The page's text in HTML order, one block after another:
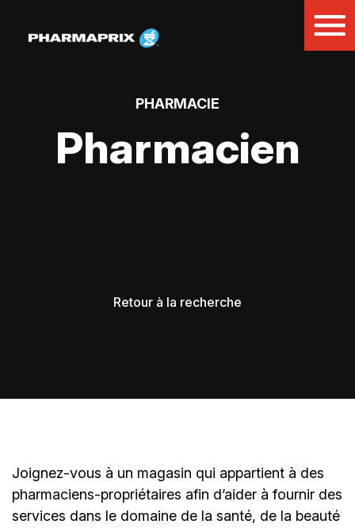
PHARMACIE
Pharmacien
Retour à la recherche
Joignez-vous à un magasin qui appartient à des
pharmaciens-propriétaires afin d’aider à fournir des
services dans le domaine de la santé, de la beauté